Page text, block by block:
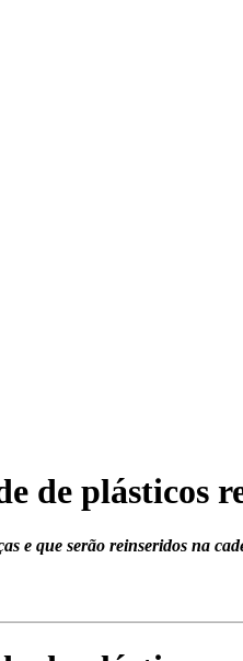
de plásticos
e que serão reinseridos na